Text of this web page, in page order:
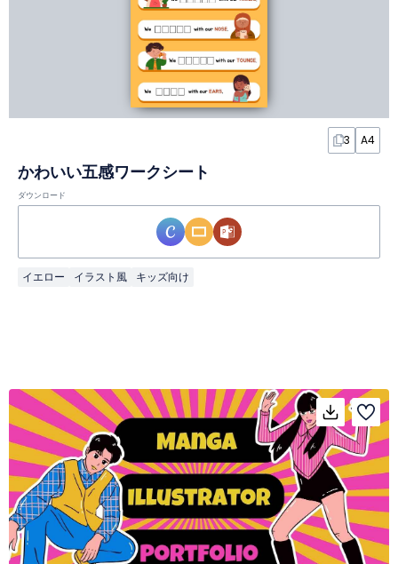
3 A4
かわいい五感ワークシート
ダウンロード
イエロー イラスト風 キッズ向け